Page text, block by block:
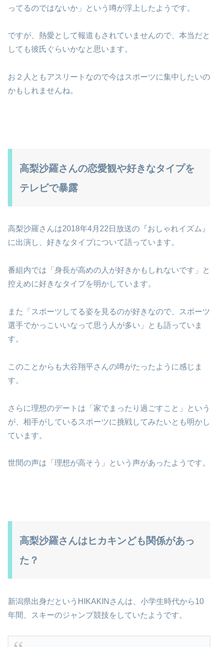
ってるのではないか」という噂が浮上したようです。
ですが、熱愛として報道もされていませんので、本当だと
しても彼氏ぐらいかなと思います。
お２人ともアスリートなので今はスポーツに集中したいの
かもしれませんね。
高梨沙羅さんの恋愛観や好きなタイプを
テレビで暴露
高梨沙羅さんは2018年4月22日放送の『おしゃれイズム』
に出演し、好きなタイプについて語っています。
番組内では「身長が高めの人が好きかもしれないです」と
控えめに好きなタイプを明かしています。
また「スポーツしてる姿を見るのが好きなので、スポーツ
選手でかっこいいなって思う人が多い」とも語っていま
す。
このことからも大谷翔平さんの噂がたったように感じま
す。
さらに理想のデートは「家でまったり過ごすこと」という
が、相手がしているスポーツに挑戦してみたいとも明かし
ています。
世間の声は「理想が高そう」という声があったようです。
高梨沙羅さんはヒカキンども関係があっ
た？
新潟県出身だというHIKAKINさんは、小学生時代から10
年間、スキーのジャンプ競技をしていたようです。